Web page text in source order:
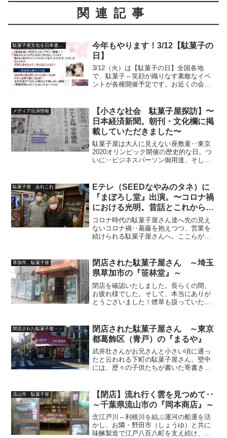
関連記事
今年もやります！3/12【駄菓子の
日】
3/12（火）は【駄菓子の日】全国各地
で、駄菓子⇔笑顔が織りなす素敵なイベ
ントが各種開催予定です。お近くの会場
ご近所で開催予定かどうか？お調べにな
って、遊びに行かれては...
メディア出演情報
【小さな社会 駄菓子屋探訪】〜
日本経済新聞。朝刊・文化欄に掲
載していただきました〜
駄菓子屋は大人に見えない座敷童‥東京
2020オリンピック開催の歴史的な日。つ
いに‥ビジネスパーソン御用達、そして
（毎日拝読している日本経済新聞。光栄
です！）リアルで僕の...
駄菓子屋 あれこれ
Eテレ（SEEDなやみのタネ）に
『まぼろし堂』出演。〜コロナ禍
における光明。昔話とこれからの
事を少々と〜
コロナ時代の駄菓子屋さん達へ先の見え
ないコロナ禍‥葛藤を抱えつつ、営業を
続けられる駄菓子屋さんへ。ここらが潮
子屋・ババヤ」同様、皆さんの心の奥底
に生き続ける駄菓子屋さん...
草加市 駄菓子屋
閉店された駄菓子屋さん ～埼玉
県草加市の『笹林堂』～
閉店を確認いたしました。長らくの間、
お疲れ様でした。そして、本当にありが
とうございました！煙草も扱っていたた
クトと感謝を送りますそして通った子供
たち全員の忘備録の為に記...
閉店された駄菓子屋・・
閉店された駄菓子屋さん ～東京
都葛飾区（青戸）の『まるや』
武井壮さんがお兄さんと小さい頃に通っ
たと云われる下町の駄菓子屋さん。壁中
には、歴々の子供たちが書いた寄書きが
ても、青戸の子供達の心に残り続けるこ
とでしょう
流山市 駄菓子屋
【閉店】流れ行く雲を見つめて‥
～千葉県流山市の『岡本商店』～
念江戸川⇔利根川を結ぶ運河の船運を活
かし、お隣・野田市（しょうゆ）と共に
味醂製造で江戸八百八町を支え続け、今